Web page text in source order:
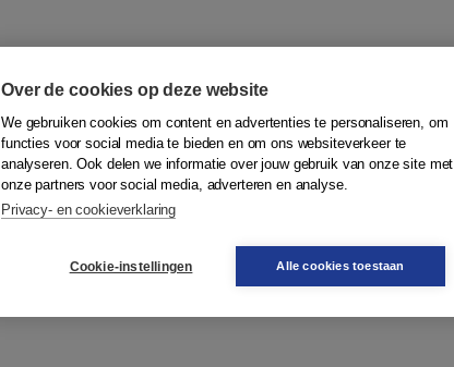
Over de cookies op deze website
We gebruiken cookies om content en advertenties te personaliseren, om
functies voor social media te bieden en om ons websiteverkeer te
analyseren. Ook delen we informatie over jouw gebruik van onze site met
onze partners voor social media, adverteren en analyse.
Privacy- en cookieverklaring
Cookie-instellingen Alle cookies toestaan